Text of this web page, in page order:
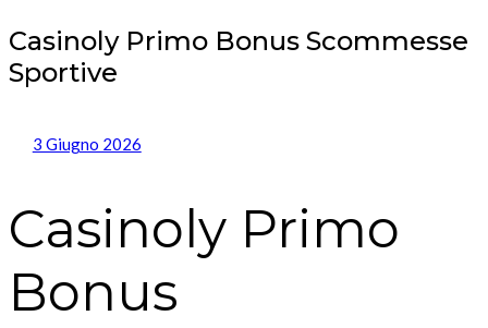
Casinoly Primo Bonus Scommesse
Sportive
3 Giugno 2026
Casinoly Primo
Bonus